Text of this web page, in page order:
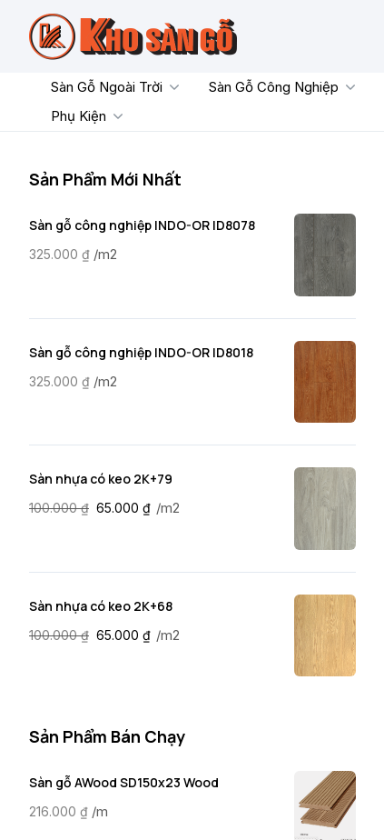
content
Sàn Gỗ Ngoài Trời Sàn Gỗ Công Nghiệp
Phụ Kiện
Sản Phẩm Mới Nhất
Sàn gỗ công nghiệp INDO-OR ID8078
325.000 ₫ /m2
Sàn gỗ công nghiệp INDO-OR ID8018
325.000 ₫ /m2
Sàn nhựa có keo 2K+79
100.000₫ 65.000 ₫ /m2
Sàn nhựa có keo 2K+68
100.000₫ 65.000 ₫ /m2
Sản Phẩm Bán Chạy
Sàn gỗ AWood SD150x23 Wood
216.000 ₫ /m